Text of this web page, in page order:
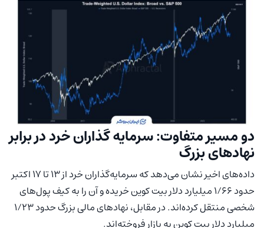
دو مسیر متفاوت: سرمایه گذاران خرد در برابر
نهادهای بزرگ
داده‌های اخیر نشان می‌دهد که سرمایه‌گذاران خرد از ۱۳ تا ۱۷ اکتبر
حدود ۱/۶۶ میلیارد دلار بیت کوین خریده و آن را به کیف پول‌های
شخصی منتقل کرده‌اند. در مقابل، نهادهای مالی بزرگ حدود ۱/۲۳
میلیارد دلار بیت کوین به بازار فروخته‌اند.